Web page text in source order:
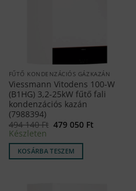
FŰTŐ KONDENZÁCIÓS GÁZKAZÁN
Viessmann Vitodens 100-W
(B1HG) 3,2-25kW fűtő fali
kondenzációs kazán
(7988394)
494 140Ft Original
494
140 Ft.
479 050 FtCurrent
Készleten
KOSÁRBA TESZEM